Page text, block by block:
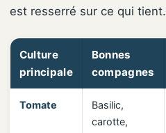
est resserré sur ce qui tient.
Culture
principale
Bonnes
compagnes
Tomate
Basilic,
carotte,